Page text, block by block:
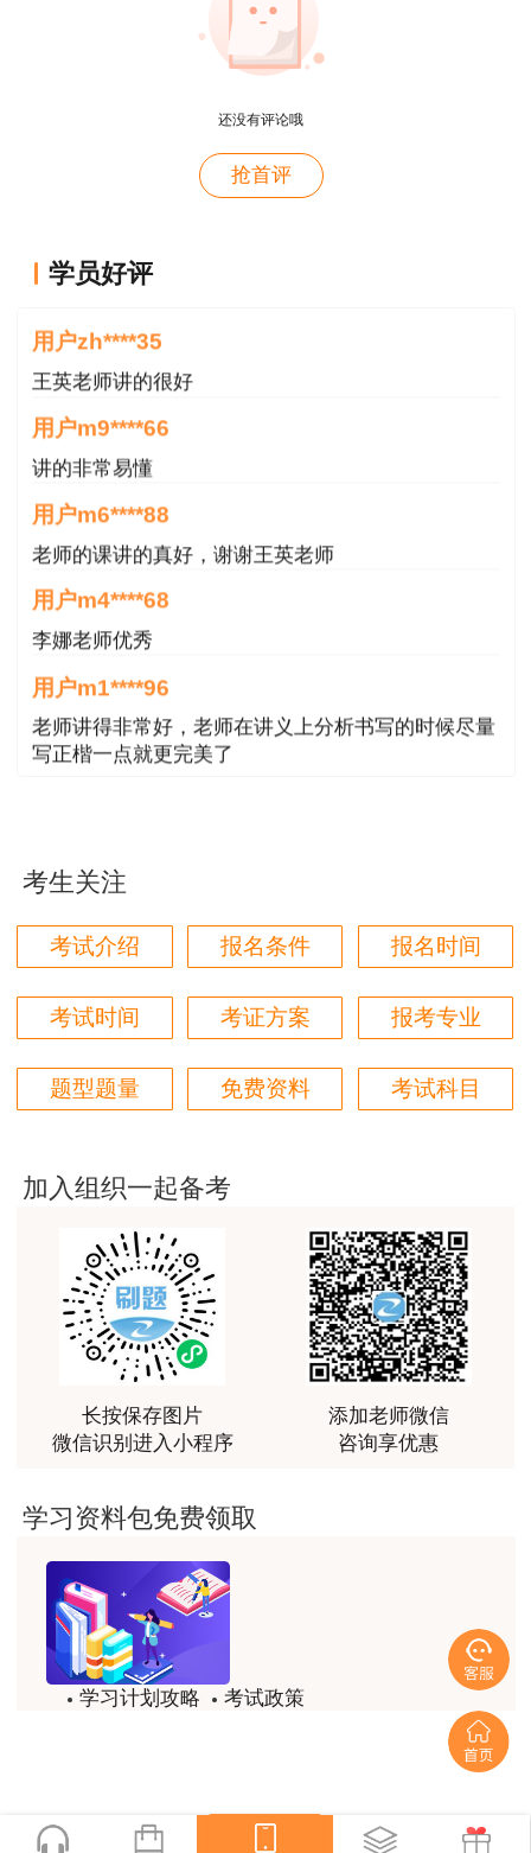
2021一级造价师土建计量试题及答案第71-80
题
想要掌握2021年一级造价师试题及答案解析，扫
下方二维码加入一造考后讨论群。
>>
还没有评论哦
抢首评
学员好评
用户m1****68
用户zh****35
王英老师讲的很好
用户m9****66
讲的非常易懂
用户m6****88
老师的课讲的真好，谢谢王英老师
用户m4****68
李娜老师优秀
用户m1****96
老师讲得非常好，老师在讲义上分析书写的时候尽量
写正楷一点就更完美了
用户85****06
真的是把学习变成自己能理解的语言最重要！
用户m1****88
太喜欢王英老师了
平台历史购买的课程，老师讲的多非常好
老师讲的很细致很认真，课件准备充分也非常有耐
用户m0****88
最棒的预习课
用户m2****66
越听越觉得好
用户m2****66
非常非常非常非常棒！！!！
用户m2****66
非常非常非常非常棒！！!！
土建计量这门课我听了门金瑞和孙琦两位老师的课
试，非常感谢两位老师的课程。
考生关注
考试介绍 报名条件 报名时间
考试时间 考证方案 报考专业
题型题量 免费资料 考试科目
加入组织一起备考
长按保存图片
微信识别进入小程序
添加老师微信
咨询享优惠
学习资料包免费领取
学习计划攻略
考试政策